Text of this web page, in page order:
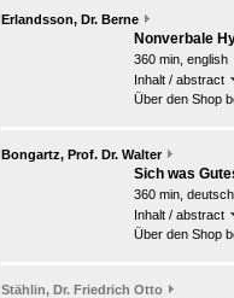
Erlandsson, Dr. Berne
Nonverbale
360 min, english
Inhalt / abstract
Über den Shop
Bongartz, Prof. Dr. Walter
Sich was
360 min, deutsch
Inhalt / abstract
Über den Shop
Stählin, Dr. Friedrich Otto